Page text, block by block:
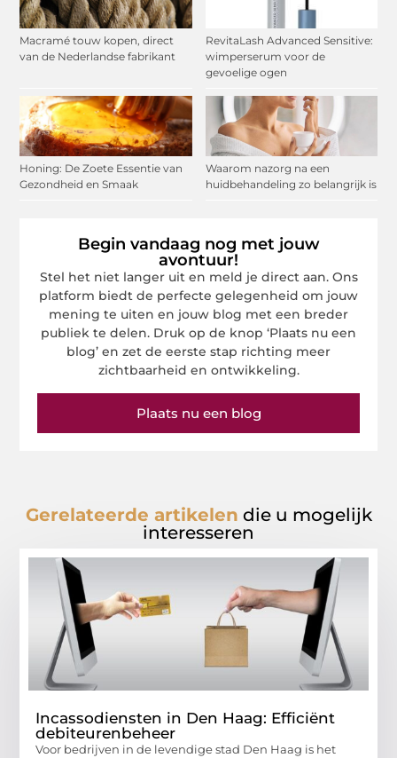
Macramé touw kopen, direct
van de Nederlandse fabrikant
RevitaLash Advanced Sensitive:
wimperserum voor de
gevoelige ogen
Honing: De Zoete Essentie van
Gezondheid en Smaak
Waarom nazorg na een
huidbehandeling zo belangrijk is
Begin vandaag nog met jouw
avontuur!
Stel het niet langer uit en meld je direct aan. Ons
platform biedt de perfecte gelegenheid om jouw
mening te uiten en jouw blog met een breder
publiek te delen. Druk op de knop ‘Plaats nu een
blog’ en zet de eerste stap richting meer
zichtbaarheid en ontwikkeling.
Plaats nu een blog
Gerelateerde artikelen die u mogelijk
interesseren
Incassodiensten in Den Haag: Efficiënt
debiteurenbeheer
Voor bedrijven in de levendige stad Den Haag is het